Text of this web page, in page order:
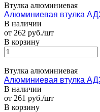
Втулка алюминиевая
Алюминиевая втулка
В наличии
от 262 руб./шт
В корзину
Втулка алюминиевая
Алюминиевая втулка
В наличии
от 261 руб./шт
В корзину